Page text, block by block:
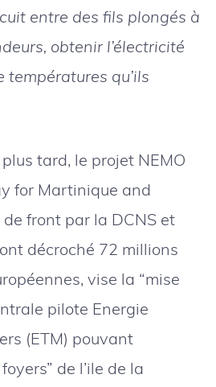
entre des fils plongés à
obtenir l’électricité
qu’ils
tard, le projet NEMO
for Martinique and
de front par la DCNS et
décroché 72 millions
vise la “mise
pilote Energie
(ETM) pouvant
de l’ile de la